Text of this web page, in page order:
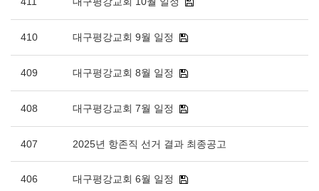
410 대구평강교회 9월 일정
409 대구평강교회 8월 일정
408 대구평강교회 7월 일정
407 2025년 항존직 선거 결과 최종공고
406 대구평강교회 6월 일정